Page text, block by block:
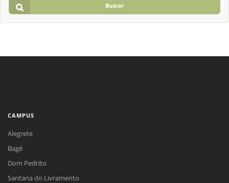
Buscar
CAMPUS
Alegrete
Bagé
Dom Pedrito
Santana do Livramento